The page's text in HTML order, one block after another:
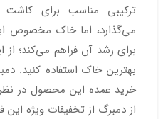
ترکیبی مناسب برای کاشت
می‌گذارد، اما خاک مخصوص
برای رشد آن فراهم می‌کند؛ از
بهترین خاک استفاده کنید.
خرید عمده این محصول در
از دمبرگ از تخفیفات ویژه این